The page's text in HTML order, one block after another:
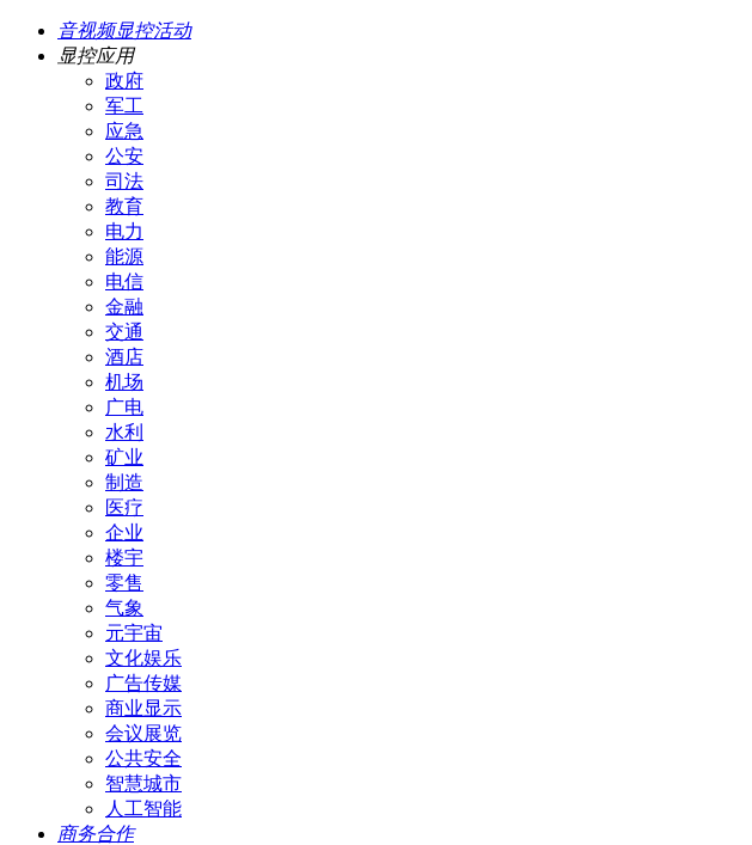
音视频显控活动
显控应用
政府
军工
应急
公安
司法
教育
电力
能源
电信
金融
交通
酒店
机场
广电
水利
矿业
制造
医疗
企业
楼宇
零售
气象
元宇宙
文化娱乐
广告传媒
商业显示
会议展览
公共安全
智慧城市
人工智能
商务合作